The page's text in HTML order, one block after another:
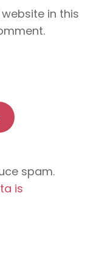
in this
spam.
is